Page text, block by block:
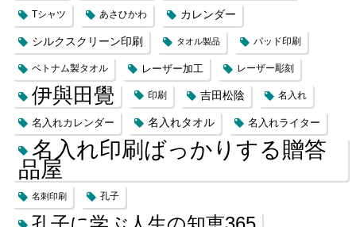
Tシャツ あさひかわ カレンダー
シルクスクリーン印刷 タオル製品 パッド印刷
ベトナム製タオル レーザー加工 レーザー彫刻
伊與田覺 印刷 吉田松陰 名入れ
名入れカレンダー 名入れタオル 名入れライター
名入れ印刷ばっかりする贈答
品屋
名刺印刷 孔子